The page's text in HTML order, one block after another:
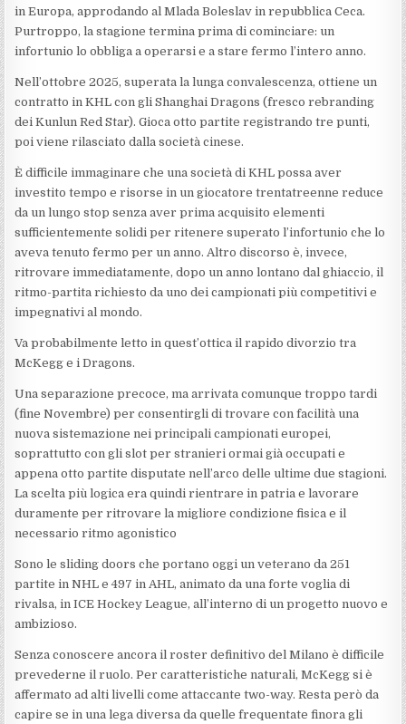
in Europa, approdando al Mlada Boleslav in repubblica Ceca.
Purtroppo, la stagione termina prima di cominciare: un
infortunio lo obbliga a operarsi e a stare fermo l’intero anno.
Nell’ottobre 2025, superata la lunga convalescenza, ottiene un
contratto in KHL con gli Shanghai Dragons (fresco rebranding
dei Kunlun Red Star). Gioca otto partite registrando tre punti,
poi viene rilasciato dalla società cinese.
È difficile immaginare che una società di KHL possa aver
investito tempo e risorse in un giocatore trentatreenne reduce
da un lungo stop senza aver prima acquisito elementi
sufficientemente solidi per ritenere superato l’infortunio che lo
aveva tenuto fermo per un anno. Altro discorso è, invece,
ritrovare immediatamente, dopo un anno lontano dal ghiaccio, il
ritmo-partita richiesto da uno dei campionati più competitivi e
impegnativi al mondo.
Va probabilmente letto in quest’ottica il rapido divorzio tra
McKegg e i Dragons.
Una separazione precoce, ma arrivata comunque troppo tardi
(fine Novembre) per consentirgli di trovare con facilità una
nuova sistemazione nei principali campionati europei,
soprattutto con gli slot per stranieri ormai già occupati e
appena otto partite disputate nell’arco delle ultime due stagioni.
La scelta più logica era quindi rientrare in patria e lavorare
duramente per ritrovare la migliore condizione fisica e il
necessario ritmo agonistico
Sono le sliding doors che portano oggi un veterano da 251
partite in NHL e 497 in AHL, animato da una forte voglia di
rivalsa, in ICE Hockey League, all’interno di un progetto nuovo e
ambizioso.
Senza conoscere ancora il roster definitivo del Milano è difficile
prevederne il ruolo. Per caratteristiche naturali, McKegg si è
affermato ad alti livelli come attaccante two-way. Resta però da
capire se in una lega diversa da quelle frequentate finora gli